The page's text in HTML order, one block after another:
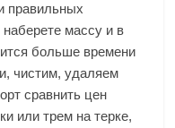
правильных
массу и в
больше времени
чистим, удаляем
сравнить цен
или трем на терке,